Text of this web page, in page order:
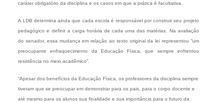
caráter obrigatório da disciplina e os casos em que a prática é facultativa.
A LDB determina ainda que cada escola é responsável por construir seu projeto
pedagógico e definir a carga horária de cada uma das matérias. Na avaliação
do senador, essa mudança em relação ao texto original da lei representou “um
preocupante enfraquecimento da Educação Física, que sempre enfrentou
resistência no meio acadêmico”.
“Apesar dos benefícios da Educação Física, os professores da disciplina sempre
tiveram que se preocupar em demonstrar para os pais, para o corpo docente e
até mesmo para os alunos sua finalidade e sua importância para o futuro da